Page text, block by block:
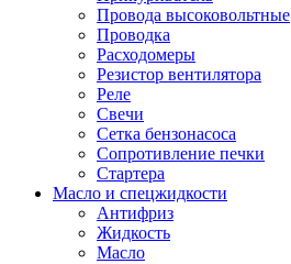
Провода высоковольтные
Проводка
Расходомеры
Резистор вентилятора
Реле
Свечи
Сетка бензонасоса
Сопротивление печки
Стартера
Масло и спецжидкости
Антифриз
Жидкость
Масло